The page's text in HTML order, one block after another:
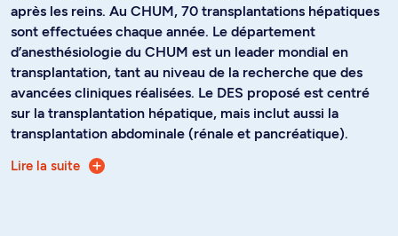
après les reins. Au CHUM, 70 transplantations hépatiques
sont effectuées chaque année. Le département
d’anesthésiologie du CHUM est un leader mondial en
transplantation, tant au niveau de la recherche que des
avancées cliniques réalisées. Le DES proposé est centré
sur la transplantation hépatique, mais inclut aussi la
transplantation abdominale (rénale et pancréatique).
Le candidat sera affecté principalement aux salles de
Lire la suite